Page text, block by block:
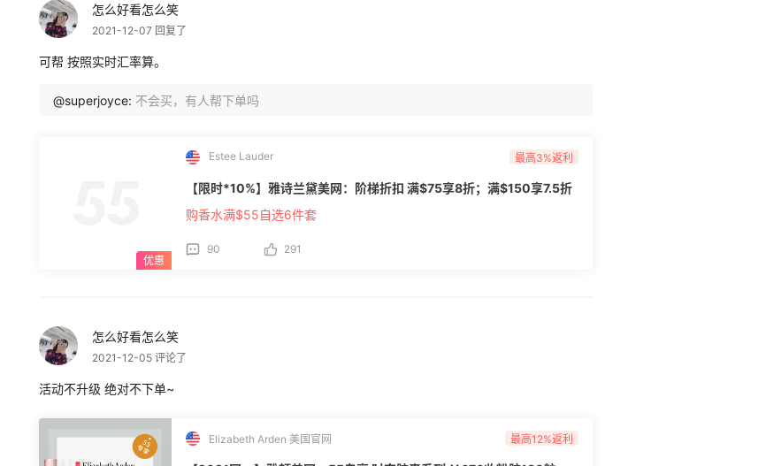
怎么好看怎么笑
2021-12-07 回复了
可帮 按照实时汇率算。
@superjoyce: 不会买，有人帮下单吗
Estee Lauder 最高3%返利
【限时*10%】雅诗兰黛美网：阶梯折扣 满$75享8折；满$150享7.5折
购香水满$55自选6件套
90 291
怎么好看怎么笑
2021-12-05 评论了
活动不升级 绝对不下单~
Elizabeth Arden 美国官网 最高12%返利